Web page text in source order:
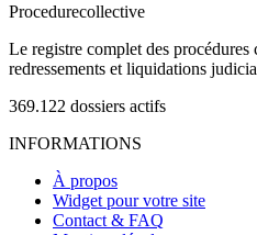
Procedurecollective
Le registre complet des
redressements et liquidations
369.122 dossiers actifs
INFORMATIONS
À propos
Widget pour votre site
Contact & FAQ